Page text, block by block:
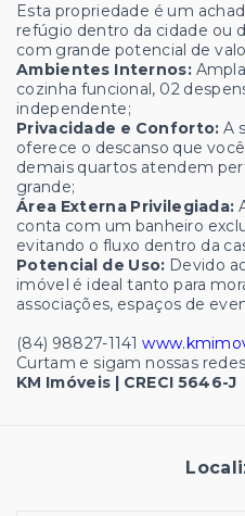
Esta propriedade é um
refúgio dentro da cidade ou
com grande potencial de
Ambientes Internos:Ampla
cozinha funcional, 02
independente;
Privacidade e Conforto: A
oferece o descanso que
demais quartos atendem
grande;
Área Externa Privilegiada:
conta com um banheiro
evitando o fluxo dentro da
Potencial de Uso: Devido
imóvel é ideal tanto para
associações, espaços de
(84) 98827-1141
Curtam e sigam nossas
KM Imóveis | CRECI 5646-J